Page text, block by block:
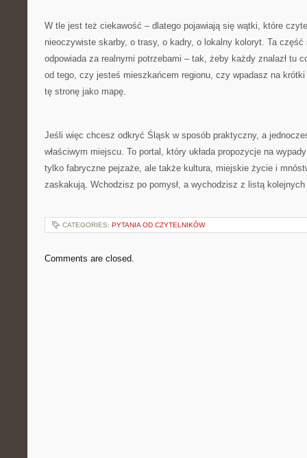
W tle jest też ciekawość – dlatego pojawiają się wątki, które
nieoczywiste skarby, o trasy, o kadry, o lokalny koloryt. Ta
odpowiada za realnymi potrzebami – tak, żeby każdy znalazł tu
od tego, czy jesteś mieszkańcem regionu, czy wpadasz na
tę stronę jako mapę.
Jeśli więc chcesz odkryć Śląsk w sposób praktyczny, a
właściwym miejscu. To portal, który układa propozycje na
tylko fabryczne pejzaże, ale także kultura, miejskie życie i
zaskakują. Wchodzisz po pomysł, a wychodzisz z listą
CATEGORIES: PYTANIA OD CZYTELNIKÓW
Comments are closed.